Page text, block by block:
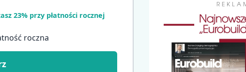
23% przy płatności rocznej
roczna